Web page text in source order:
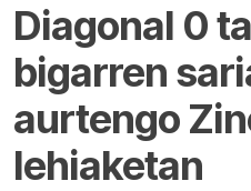
Diagonal 0
bigarren
aurtengo
lehiaketan